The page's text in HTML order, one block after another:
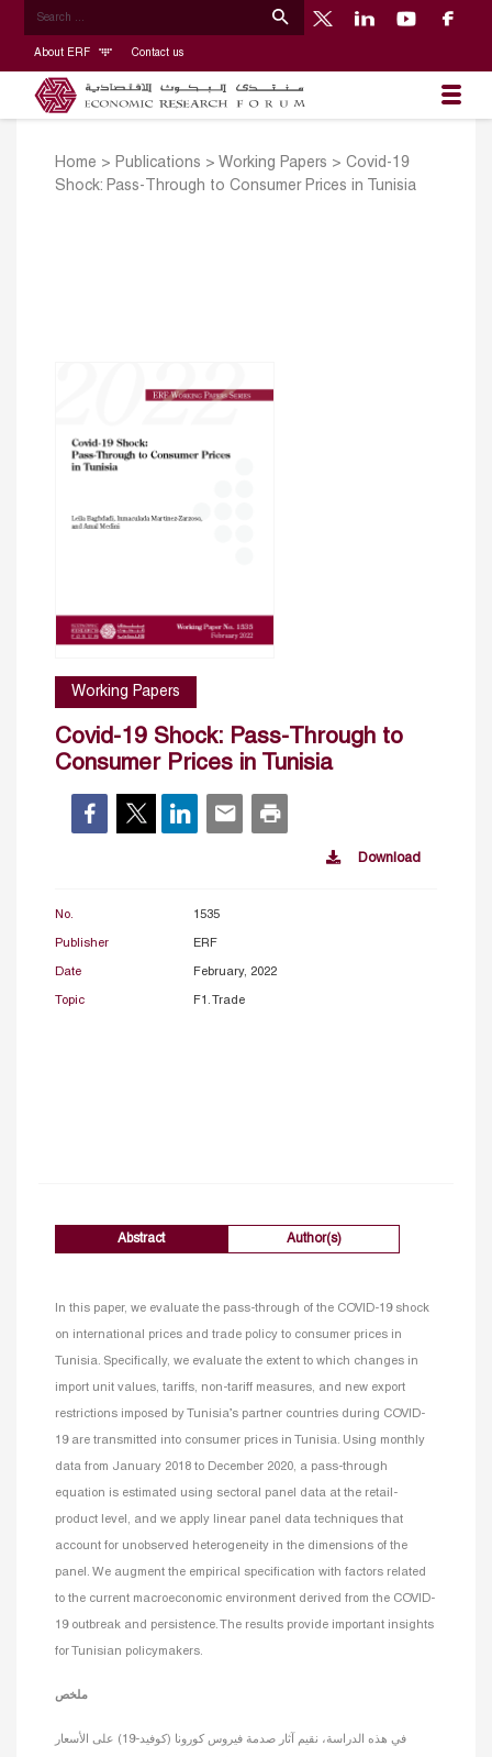
About ERF Contact us
Home > Publications > Working Papers > Covid-19
Shock: Pass-Through to Consumer Prices in Tunisia
Working Papers
Covid-19 Shock: Pass-Through to
Consumer Prices in Tunisia
Download
No. 1535
Publisher ERF
Date February, 2022
Topic F1. Trade
Abstract Author(s)
In this paper, we evaluate the pass-through of the COVID-19 shock
on international prices and trade policy to consumer prices in
Tunisia. Specifically, we evaluate the extent to which changes in
import unit values, tariffs, non-tariff measures, and new export
restrictions imposed by Tunisia’s partner countries during COVID-
19 are transmitted into consumer prices in Tunisia. Using monthly
data from January 2018 to December 2020, a pass-through
equation is estimated using sectoral panel data at the retail-
product level, and we apply linear panel data techniques that
account for unobserved heterogeneity in the dimensions of the
panel. We augment the empirical specification with factors related
to the current macroeconomic environment derived from the COVID-
19 outbreak and persistence. The results provide important insights
for Tunisian policymakers.
ملخص
في هذه الدراسة، نقيم آثار صدمة فيروس كورونا (كوفيد-19) على الأسعار